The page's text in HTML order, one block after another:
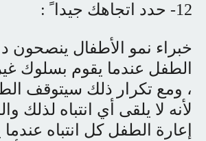
12- حدد اتجاهك جيدا ً :
خبراء نمو الأطفال ينصحون
الطفل عندما يقوم بسلوك
، ومع تكرار ذلك سيتوقف
لأنه لا يلقى أي انتباه لذلك
إعارة الطفل كل انتباه